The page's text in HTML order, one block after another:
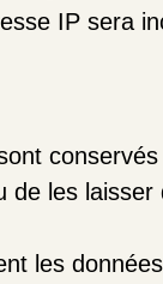
IP sera
de les laisser
les